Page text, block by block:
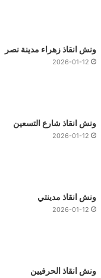
ونش انقاذ زهراء مدينة نصر
2026-01-12
ونش انقاذ شارع التسعين
2026-01-12
ونش انقاذ مدينتي
2026-01-12
ونش انقاذ الحرفيين